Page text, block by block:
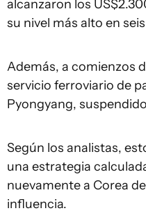
alcanzaron los
su nivel más alto en
Además, a comienzos
servicio ferroviario de
Pyongyang,
Según los analistas,
una estrategia
nuevamente a Corea
influencia.